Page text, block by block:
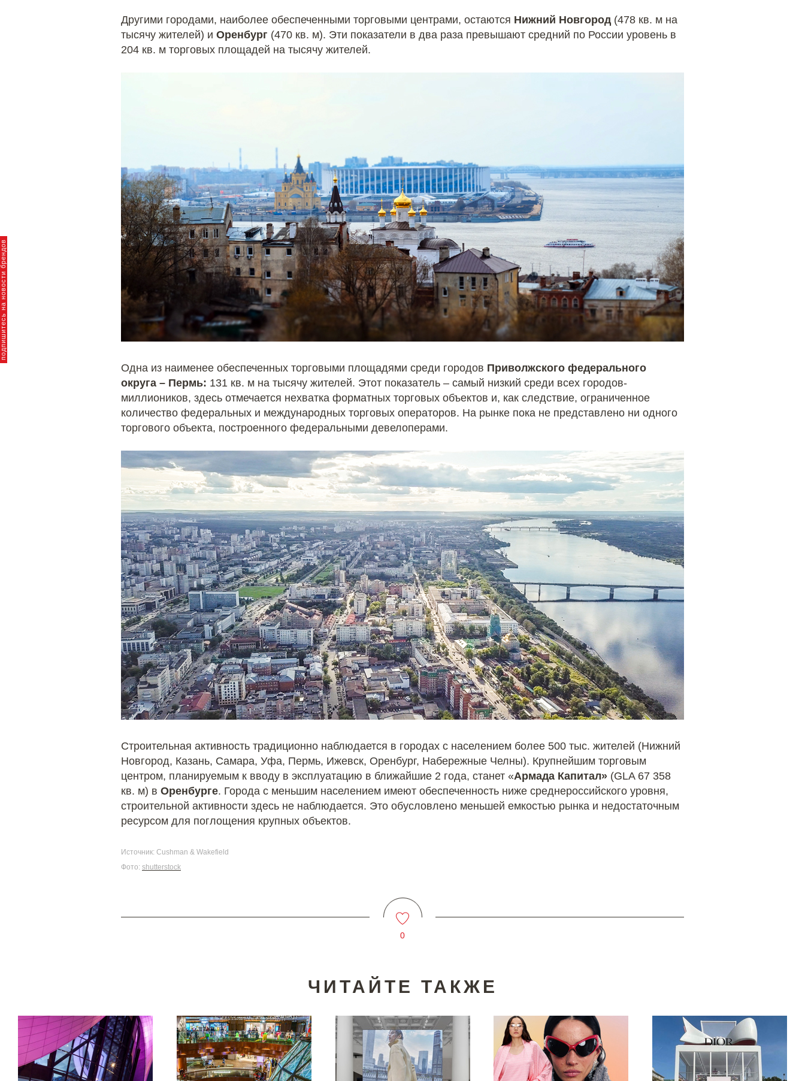
брендов
Другими городами, наиболее обеспеченными торговыми центрами, остаются Нижний Новгород (478 кв. м на
тысячу жителей) и Оренбург (470 кв. м). Эти показатели в два раза превышают средний по России уровень в
204 кв. м торговых площадей на тысячу жителей.
Одна из наименее обеспеченных торговыми площадями среди городов Приволжского федерального
округа – Пермь: 131 кв. м на тысячу жителей. Этот показатель – самый низкий среди всех городов-
миллиоников, здесь отмечается нехватка форматных торговых объектов и, как следствие, ограниченное
количество федеральных и международных торговых операторов. На рынке пока не представлено ни одного
торгового объекта, построенного федеральными девелоперами.
Строительная активность традиционно наблюдается в городах с населением более 500 тыс. жителей (Нижний
Новгород, Казань, Самара, Уфа, Пермь, Ижевск, Оренбург, Набережные Челны). Крупнейшим торговым
центром, планируемым к вводу в эксплуатацию в ближайшие 2 года, станет «Армада Капитал» (GLA 67 358
кв. м) в Оренбурге. Города с меньшим населением имеют обеспеченность ниже среднероссийского уровня,
строительной активности здесь не наблюдается. Это обусловлено меньшей емкостью рынка и недостаточным
ресурсом для поглощения крупных объектов.
Источник: Cushman & Wakefield
Фото: shutterstock
0
ЧИТАЙТЕ ТАКЖЕ